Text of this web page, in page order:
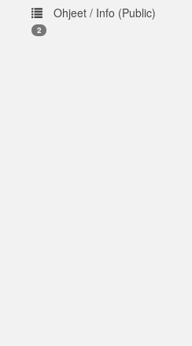
Ohjeet / Info (Public)
2